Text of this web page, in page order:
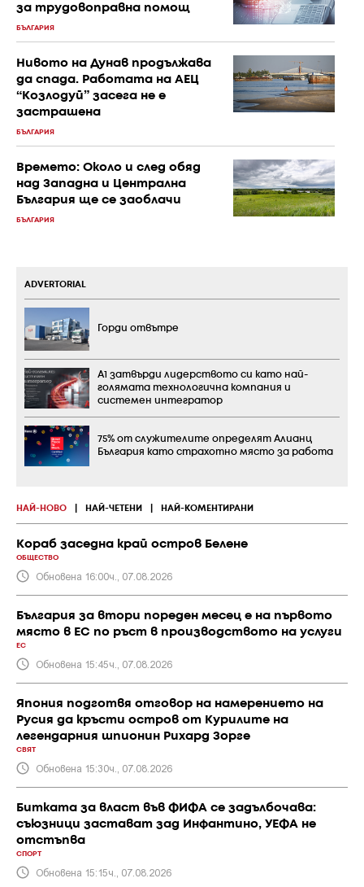
за трудовоправна помощ
БЪЛГАРИЯ
Нивото на Дунав продължава
да спада. Работата на АЕЦ
“Козлодуй” засега не е
застрашена
БЪЛГАРИЯ
Времето: Около и след обяд
над Западна и Централна
България ще се заоблачи
БЪЛГАРИЯ
НАЙ-НОВО НАЙ-ЧЕТЕНИ НАЙ-КОМЕНТИРАНИ
Кораб заседна край остров Белене
ОБЩЕСТВО
Обновена 16:00ч., 07.08.2026
България за втори пореден месец е на първото
място в ЕС по ръст в производството на услуги
ЕС
Обновена 15:45ч., 07.08.2026
Япония подготвя отговор на намерението на
Русия да кръсти остров от Курилите на
легендарния шпионин Рихард Зорге
СВЯТ
Обновена 15:30ч., 07.08.2026
Битката за власт във ФИФА се задълбочава:
съюзници застават зад Инфантино, УЕФА не
отстъпва
СПОРТ
Обновена 15:15ч., 07.08.2026
ADVERTORIAL
Горди отвътре
А1 затвърди лидерството си като най-
голямата технологична компания и
системен интегратор
75% от служителите определят Алианц
България като страхотно място за работа